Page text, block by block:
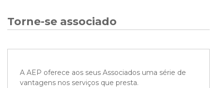
Torne-se associado
A AEP oferece aos seus Associados uma série de
vantagens nos serviços que presta.